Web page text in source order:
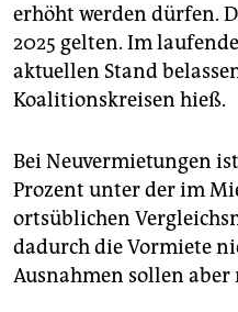
genossenschaft
epaper login
erhöht werden dürfen.
2025 gelten. Im
aktuellen Stand
Koalitionskreisen hieß.
Bei Neuvermietungen
Prozent unter der im
ortsüblichen
dadurch die Vormiete
Ausnahmen sollen aber